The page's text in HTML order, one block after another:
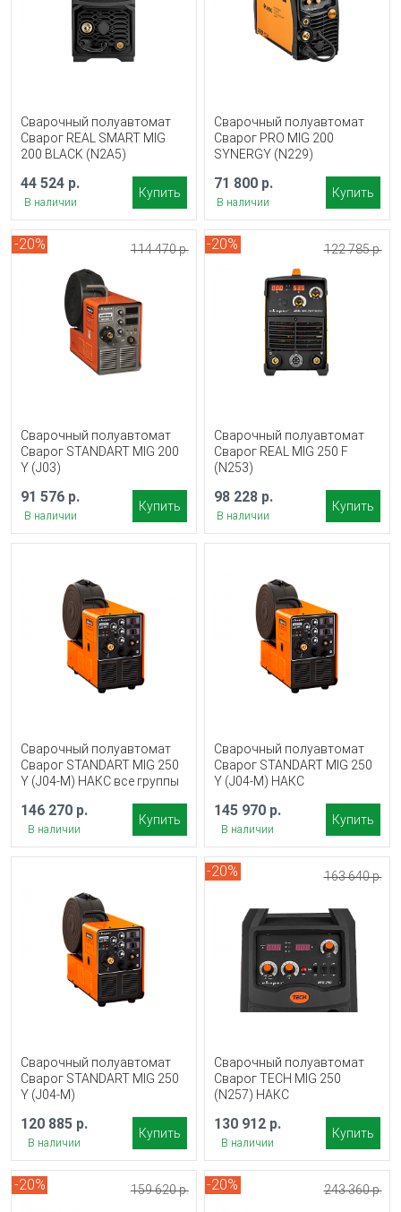
Сварочный полуавтомат
Сварог REAL SMART MIG
200 BLACK (N2A5)
44 524 р.
В наличии
Купить
Сварочный полуавтомат
Сварог PRO MIG 200
SYNERGY (N229)
71 800 р.
В наличии
Купить
-20%
Сварочный полуавтомат
Сварог STANDART MIG 200
Y (J03)
91 576 р.
В наличии
114 470 р.
Купить
-20%
Сварочный полуавтомат
Сварог REAL MIG 250 F
(N253)
98 228 р.
В наличии
122 785 р.
Купить
Сварочный полуавтомат
Сварог STANDART MIG 250
Y (J04-M) НАКС все группы
146 270 р.
В наличии
Купить
Сварочный полуавтомат
Сварог STANDART MIG 250
Y (J04-M) НАКС
145 970 р.
В наличии
Купить
Сварочный полуавтомат
Сварог STANDART MIG 250
Y (J04-M)
120 885 р.
В наличии
Купить
-20%
Сварочный полуавтомат
Сварог TECH MIG 250
(N257) НАКС
130 912 р.
В наличии
163 640 р.
Купить
-20% 159 620 р. -20% 243 360 р.